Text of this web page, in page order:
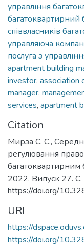
управління
багатоквартирний
співвласників
управляюча
послуга з
apartment building
investor, association
manager,
services, apartment
Citation
Мирза С. С.,
регулювання
2022. Випуск 27.
https://doi.org/
URI
https://
https://doi.org/